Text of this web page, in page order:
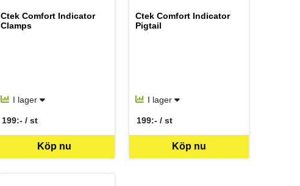
Ctek Comfort Indicator
Clamps
I lager
Köp nu
199:- / st
SEK per ST
Ctek Comfort Indicator
Pigtail
I lager
Köp nu
199:- / st
SEK per ST